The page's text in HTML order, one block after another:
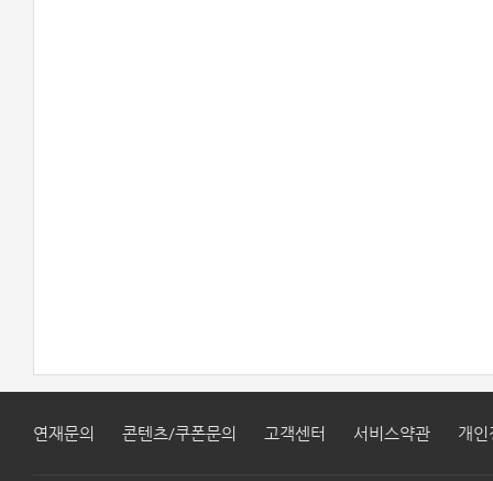
연재문의 콘텐츠/쿠폰문의 고객센터 서비스약관 개인